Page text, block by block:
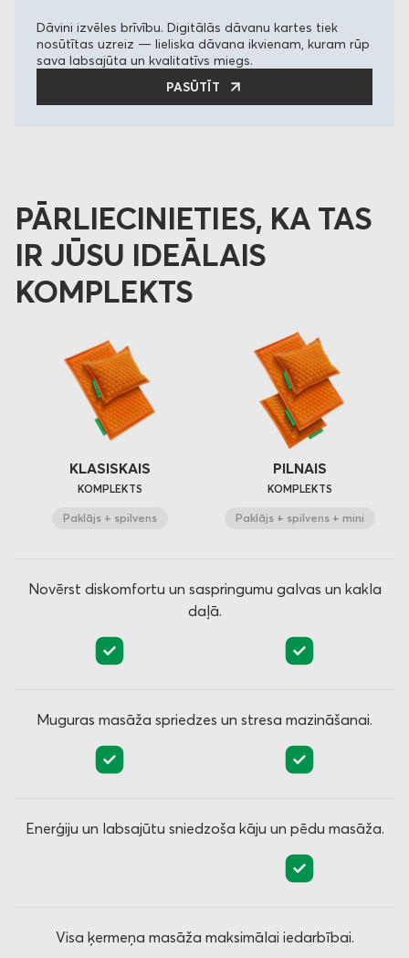
Dāvini izvēles brīvību. Digitālās dāvanu kartes tiek
nosūtītas uzreiz — lieliska dāvana ikvienam, kuram rūp
sava labsajūta un kvalitatīvs miegs.
PASŪTĪT
PĀRLIECINIETIES, KA TAS
IR JŪSU IDEĀLAIS
KOMPLEKTS
KLASISKAIS
KOMPLEKTS
Paklājs + spilvens
PILNAIS
KOMPLEKTS
Paklājs + spilvens + mini
Novērst diskomfortu un saspringumu galvas un kakla
daļā.
Muguras masāža spriedzes un stresa mazināšanai.
Enerģiju un labsajūtu sniedzoša kāju un pēdu masāža.
Visa ķermeņa masāža maksimālai iedarbībai.